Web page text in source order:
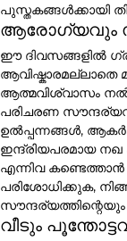
പുസ്തകങ്ങൾക്കായി
ആരോഗ്യവും
ഈ ദിവസങ്ങളിൽ
ആവിഷ്കാരമല്ലാതെ
ആത്മവിശ്വാസം
പരിചരണ
ഉൽപ്പന്നങ്ങൾ,
ഇന്ദ്രിയപരമായ നഖ
എന്നിവ കണ്ടെത്താൻ
പരിശോധിക്കുക,
സൗന്ദര്യത്തിന്റെയും
വീടും